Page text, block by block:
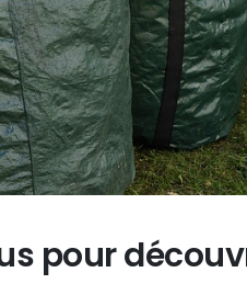
pour